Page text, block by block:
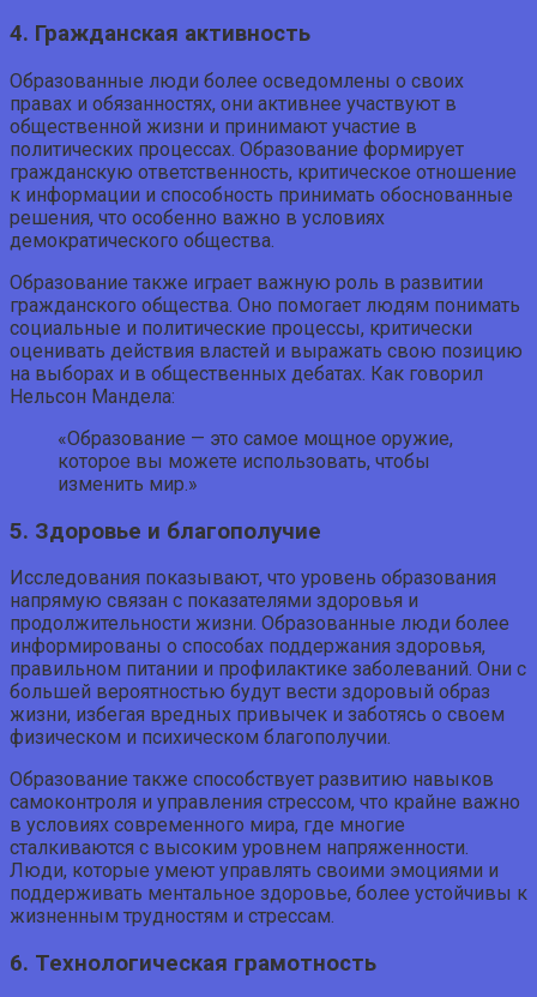
4. Гражданская активность
Образованные люди более осведомлены о своих
правах и обязанностях, они активнее участвуют в
общественной жизни и принимают участие в
политических процессах. Образование формирует
гражданскую ответственность, критическое отношение
к информации и способность принимать обоснованные
решения, что особенно важно в условиях
демократического общества.
Образование также играет важную роль в развитии
гражданского общества. Оно помогает людям понимать
социальные и политические процессы, критически
оценивать действия властей и выражать свою позицию
на выборах и в общественных дебатах. Как говорил
Нельсон Мандела:
«Образование — это самое мощное оружие,
которое вы можете использовать, чтобы
изменить мир.»
5. Здоровье и благополучие
Исследования показывают, что уровень образования
напрямую связан с показателями здоровья и
продолжительности жизни. Образованные люди более
информированы о способах поддержания здоровья,
правильном питании и профилактике заболеваний. Они с
большей вероятностью будут вести здоровый образ
жизни, избегая вредных привычек и заботясь о своем
физическом и психическом благополучии.
Образование также способствует развитию навыков
самоконтроля и управления стрессом, что крайне важно
в условиях современного мира, где многие
сталкиваются с высоким уровнем напряженности.
Люди, которые умеют управлять своими эмоциями и
поддерживать ментальное здоровье, более устойчивы к
жизненным трудностям и стрессам.
6. Технологическая грамотность